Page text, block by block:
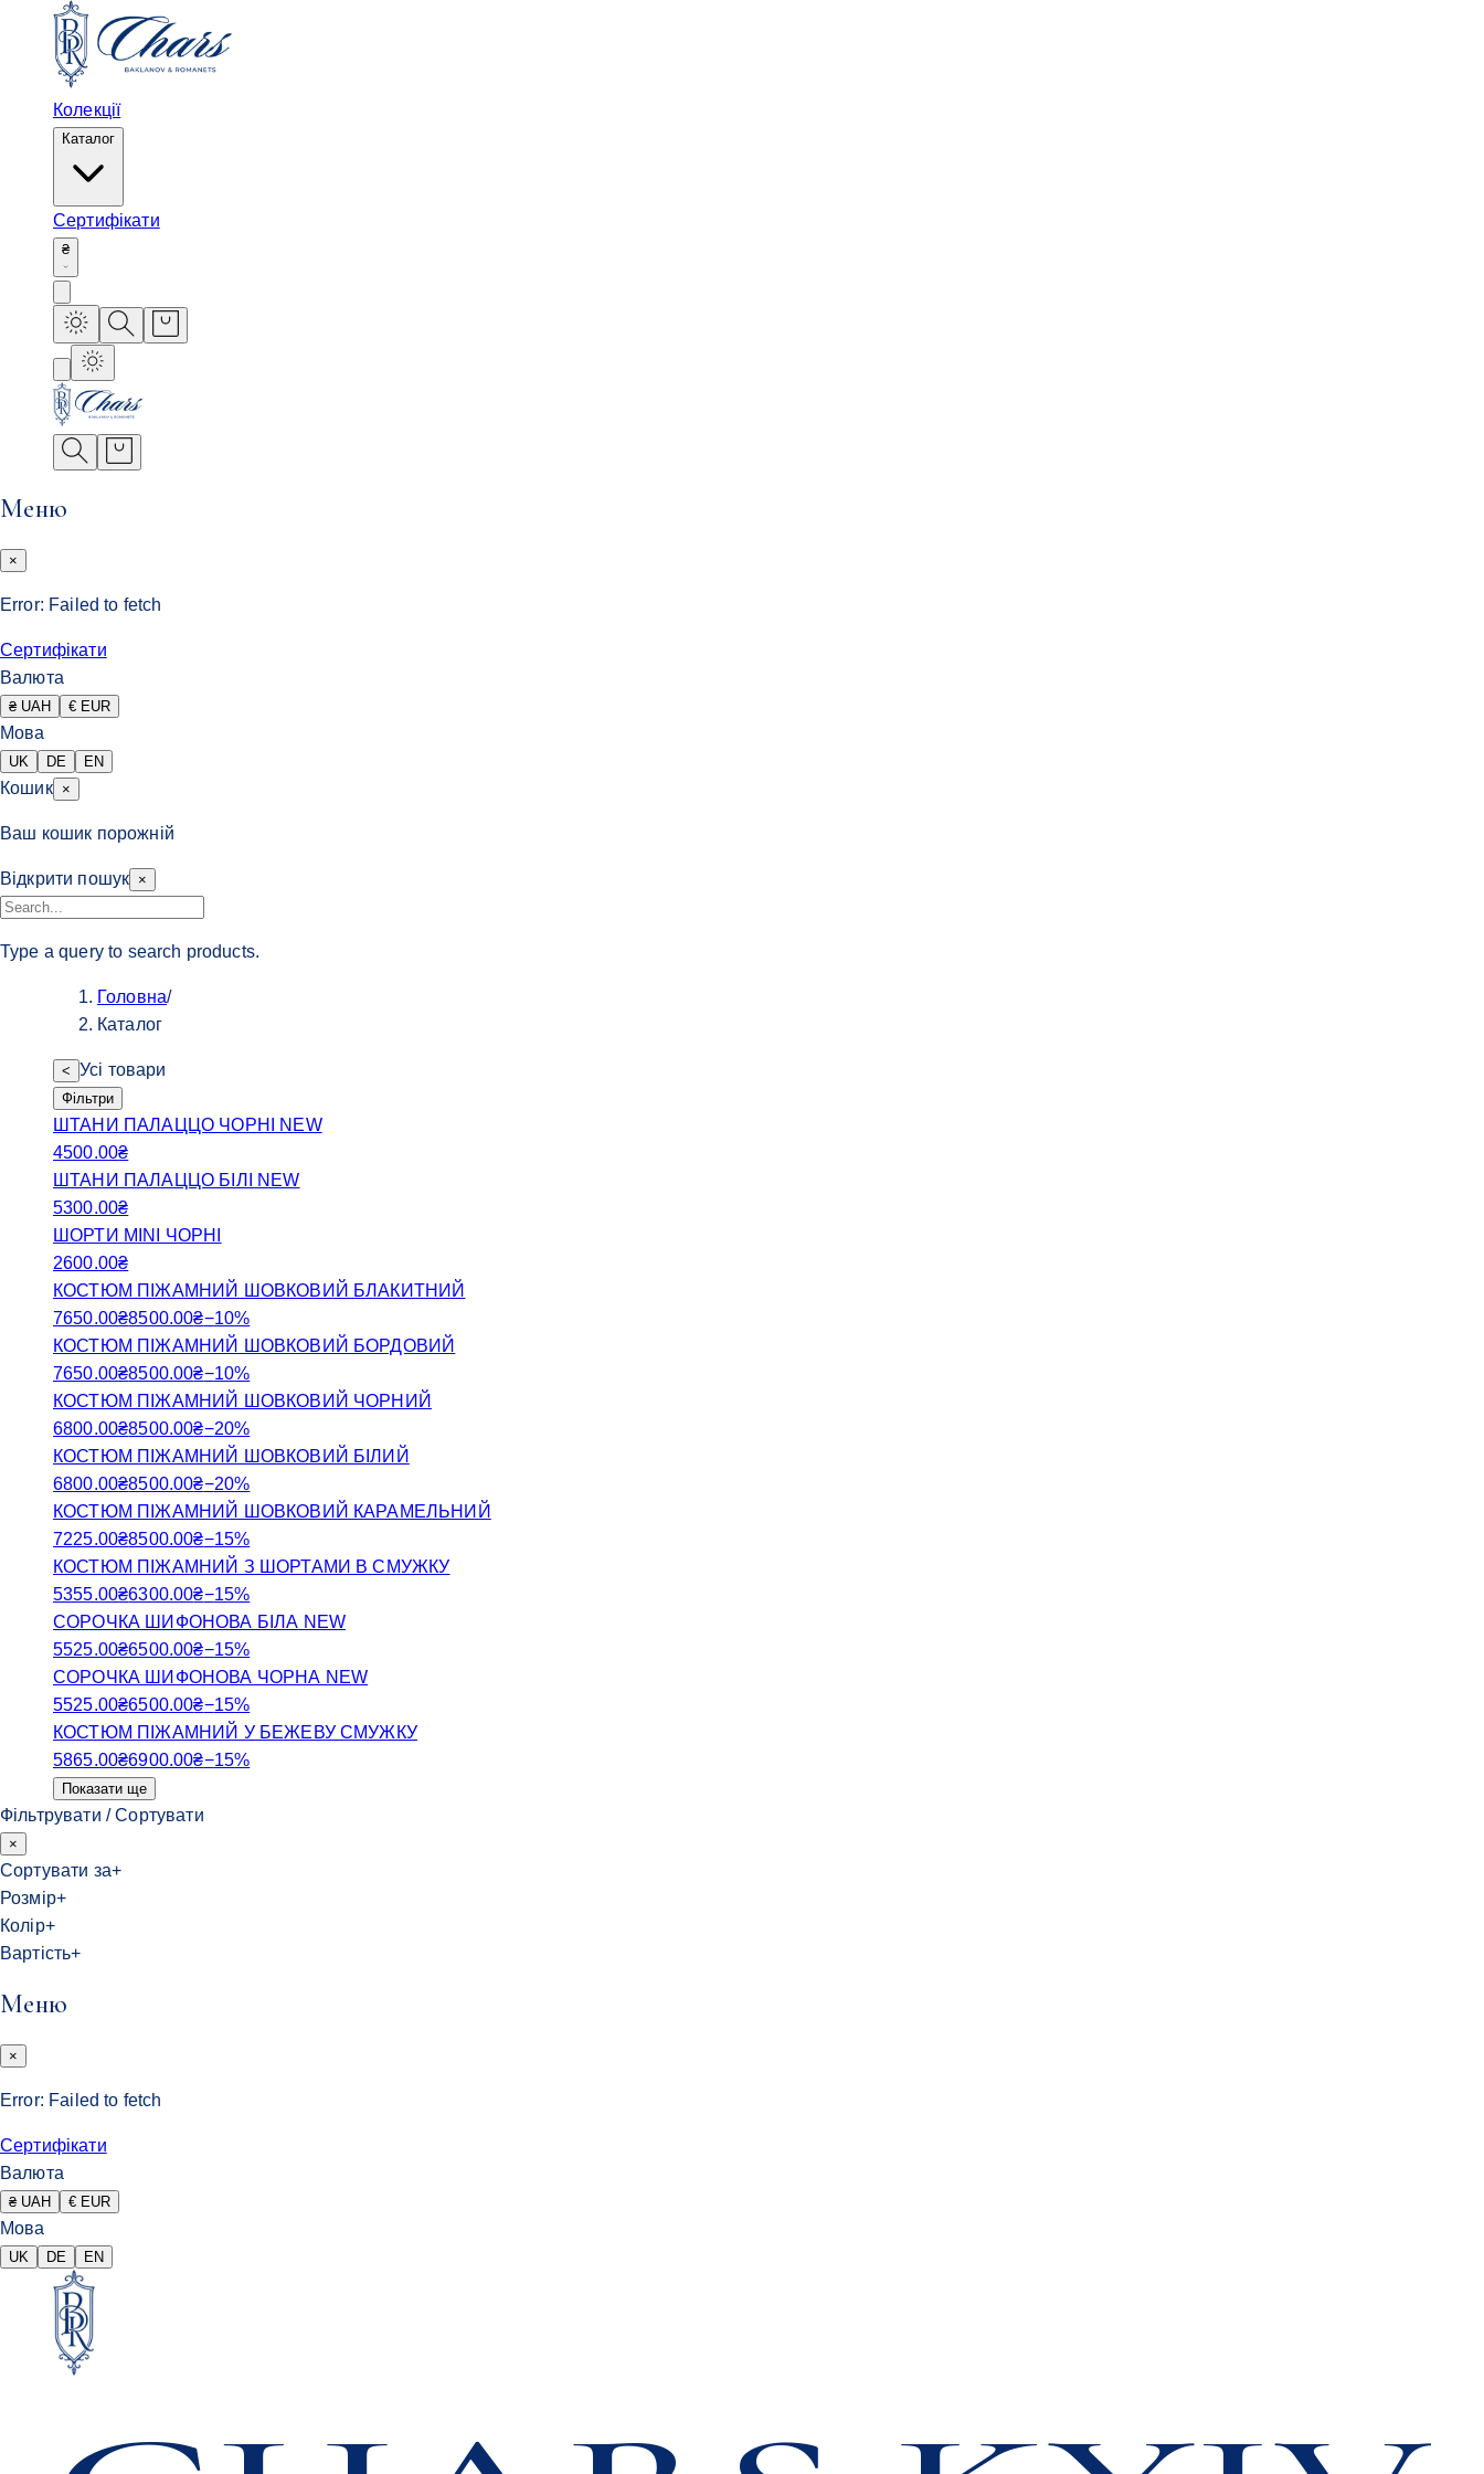
Колекції
Каталог
Сертифікати
₴
Меню
×
Error: Failed to fetch
Сертифікати
Валюта
₴ UAH € EUR
Мова
UK DE EN
Кошик ×
Ваш кошик порожній
Відкрити пошук ×
Type a query to search products.
Головна/
Каталог
< Усі товари
Фільтри
ШТАНИ ПАЛАЦЦО ЧОРНІ NEW
4500.00₴
ШТАНИ ПАЛАЦЦО БІЛІ NEW
5300.00₴
ШОРТИ MINI ЧОРНІ
2600.00₴
КОСТЮМ ПІЖАМНИЙ ШОВКОВИЙ БЛАКИТНИЙ
7650.00₴8500.00₴−10%
КОСТЮМ ПІЖАМНИЙ ШОВКОВИЙ БОРДОВИЙ
7650.00₴8500.00₴−10%
КОСТЮМ ПІЖАМНИЙ ШОВКОВИЙ ЧОРНИЙ
6800.00₴8500.00₴−20%
КОСТЮМ ПІЖАМНИЙ ШОВКОВИЙ БІЛИЙ
6800.00₴8500.00₴−20%
КОСТЮМ ПІЖАМНИЙ ШОВКОВИЙ КАРАМЕЛЬНИЙ
7225.00₴8500.00₴−15%
КОСТЮМ ПІЖАМНИЙ З ШОРТАМИ В СМУЖКУ
5355.00₴6300.00₴−15%
СОРОЧКА ШИФОНОВА БІЛА NEW
5525.00₴6500.00₴−15%
СОРОЧКА ШИФОНОВА ЧОРНА NEW
5525.00₴6500.00₴−15%
КОСТЮМ ПІЖАМНИЙ У БЕЖЕВУ СМУЖКУ
5865.00₴6900.00₴−15%
Показати ще
Фільтрувати / Сортувати
×
Сортувати за+
Розмір+
Колір+
Вартість+
Меню
×
Error: Failed to fetch
Сертифікати
Валюта
₴ UAH € EUR
Мова
UK DE EN